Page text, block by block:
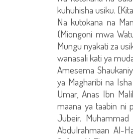
kuhuhisha usiku.
Na kutokana na
{Miongoni mwa
Mungu nyakati za
wanasali kati ya
Amesema
ya Magharibi na
Umar, Anas Ibn
maana ya taabin ni
Jubeir.
Abdulrahmaan Al-